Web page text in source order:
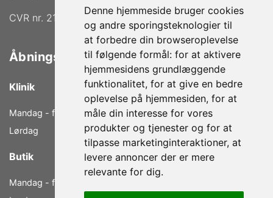
Denne hjemmeside bruger cookies
og andre sporingsteknologier til
at forbedre din browseroplevelse
til følgende formål: for at aktivere
hjemmesidens grundlæggende
funktionalitet, for at give en bedre
oplevelse på hjemmesiden, for at
måle din interesse for vores
produkter og tjenester og for at
tilpasse marketinginteraktioner, at
levere annoncer der er mere
relevante for dig.
CVR nr. 21772739
Åbningstider
Klinik
Mandag - fredag
9.00 - 18.00
Lørdag
9.00 - 14.00
Butik
Mandag - fredag